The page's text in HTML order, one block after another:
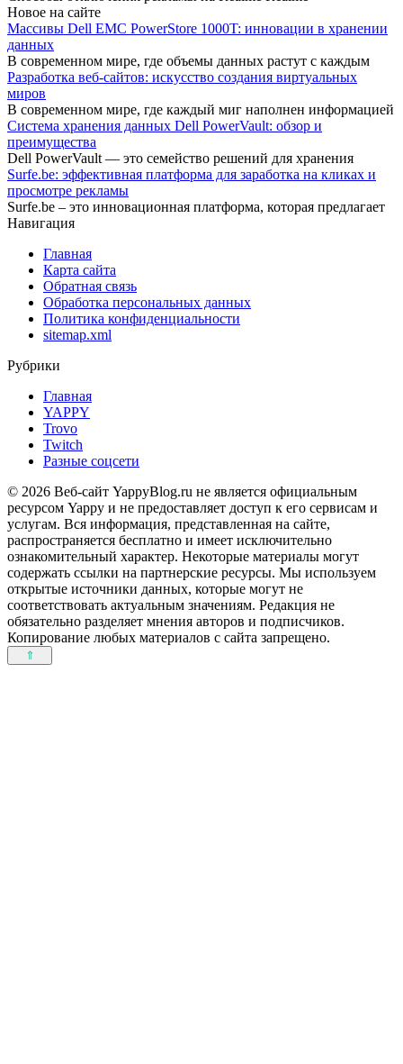
Новое на сайте
Массивы Dell EMC PowerStore 1000T: инновации в хранении
данных
В современном мире, где объемы данных растут с каждым
Разработка веб-сайтов: искусство создания виртуальных
миров
В современном мире, где каждый миг наполнен информацией
Система хранения данных Dell PowerVault: обзор и
преимущества
Dell PowerVault — это семейство решений для хранения
Surfe.be: эффективная платформа для заработка на кликах и
просмотре рекламы
Surfe.be – это инновационная платформа, которая предлагает
Навигация
Главная
Карта сайта
Обратная связь
Обработка персональных данных
Политика конфиденциальности
sitemap.xml
Рубрики
Главная
YAPPY
Trovo
Twitch
Разные соцсети
© 2026 Веб-сайт YappyBlog.ru не является официальным
ресурсом Yappy и не предоставляет доступ к его сервисам и
услугам. Вся информация, представленная на сайте,
распространяется бесплатно и имеет исключительно
ознакомительный характер. Некоторые материалы могут
содержать ссылки на партнерские ресурсы. Мы используем
открытые источники данных, которые могут не
соответствовать актуальным значениям. Редакция не
обязательно разделяет мнения авторов и подписчиков.
Копирование любых материалов с сайта запрещено.